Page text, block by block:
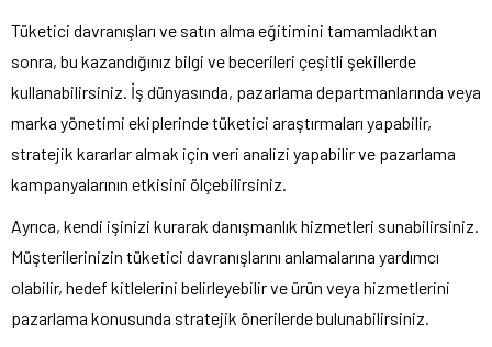
Tüketici davranışları ve satın alma eğitimini tamamladıktan
sonra, bu kazandığınız bilgi ve becerileri çeşitli şekillerde
kullanabilirsiniz. İş dünyasında, pazarlama departmanlarında veya
marka yönetimi ekiplerinde tüketici araştırmaları yapabilir,
stratejik kararlar almak için veri analizi yapabilir ve pazarlama
kampanyalarının etkisini ölçebilirsiniz.
Ayrıca, kendi işinizi kurarak danışmanlık hizmetleri sunabilirsiniz.
Müşterilerinizin tüketici davranışlarını anlamalarına yardımcı
olabilir, hedef kitlelerini belirleyebilir ve ürün veya hizmetlerini
pazarlama konusunda stratejik önerilerde bulunabilirsiniz.